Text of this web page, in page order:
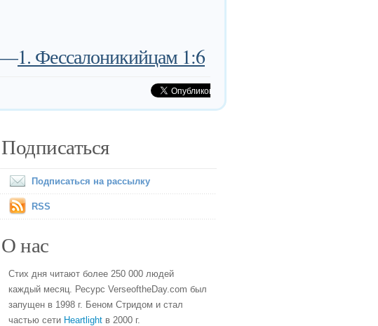
1. Фессалоникийцам 1:6
Подписаться
Подписаться на рассылку
RSS
О нас
Стих дня читают более 250 000 людей
каждый месяц. Ресурс VerseoftheDay.com был
запущен в 1998 г. Беном Стридом и стал
частью сети Heartlight в 2000 г.